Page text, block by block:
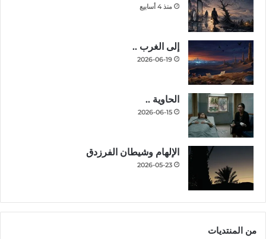
منذ 4 أسابيع
إلى الغرب ..
2026-06-19
الحاوية ..
2026-06-15
الإلهام وشيطان الفرزدق
2026-05-23
من المنتديات